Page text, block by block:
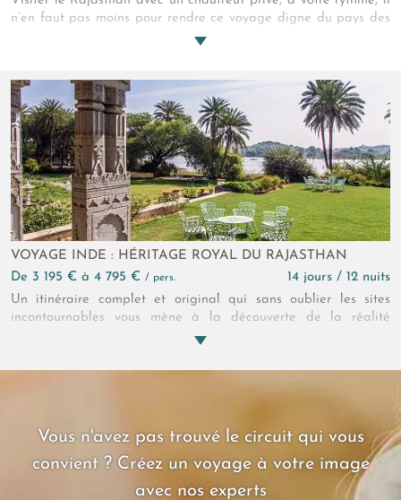
n’en faut pas moins pour rendre ce voyage digne du pays des
princes. Rouge, rose, bleu, chaque ville de cette sublime région
circuit au Rajasthan de 12 jours.
VOYAGE INDE : HÉRITAGE ROYAL DU RAJASTHAN
de 3 195 € à 4 795 € / pers.
14 jours / 12 nuits
Un itinéraire complet et original qui sans oublier les sites
incontournables vous mène à la découverte de la réalité
rajpoute, des villages du désert de Thar et des populations
hébergements en petits palais qui vous ramèneront à la belle
époque ou l'art de vivre et le raffinement des princes étaient à
remonter le temps !
Vous n'avez pas trouvé le circuit qui vous
convient ? Créez un voyage à votre image
avec nos experts